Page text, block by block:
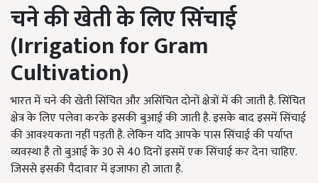
चने की खेती के लिए सिंचाई
(Irrigation for Gram
Cultivation)
भारत में चने की खेती सिंचित और असिंचित दोनों क्षेत्रों में की जाती है. सिंचित
क्षेत्र के लिए पलेवा करके इसकी बुआई की जाती है. इसके बाद इसमें सिंचाई
की आवश्यकता नहीं पड़ती है. लेकिन यदि आपके पास सिंचाई की पर्याप्त
व्यवस्था है तो बुआई के 30 से 40 दिनों इसमें एक सिंचाई कर देना चाहिए.
जिससे इसकी पैदावार में इजाफा हो जाता है.